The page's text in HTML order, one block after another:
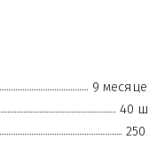
9
40
250